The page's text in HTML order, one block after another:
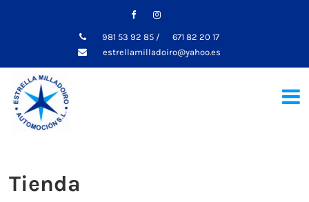
981 53 92 85/
671 82 20 17
estrellamilladoiro@yahoo.es
Tienda